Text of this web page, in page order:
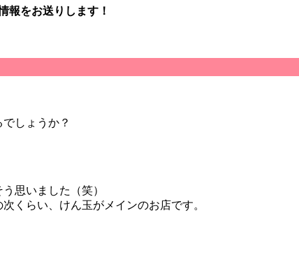
報をお送りします！
しょうか？
思いました（笑）
くらい、けん玉がメインのお店です。